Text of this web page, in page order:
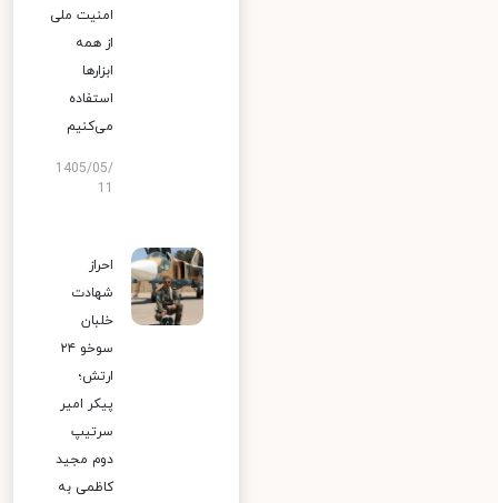
امنیت ملی
از همه
ابزارها
استفاده
می‌کنیم
1405/05/
احراز
شهادت
خلبان
سوخو ۲۴
ارتش؛
پیکر امیر
سرتیپ
دوم مجید
کاظمی به